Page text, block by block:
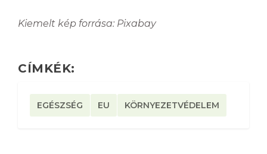
Kiemelt kép forrása: Pixabay
CÍMKÉK:
EGÉSZSÉG EU KÖRNYEZETVÉDELEM